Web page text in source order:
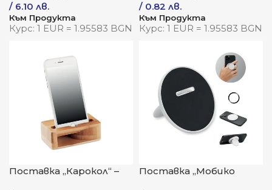
/ 6.10 лв.
Към Продукта
Курс: 1 EUR = 1.95583 BGN
/ 0.82 лв.
Към Продукта
Курс: 1 EUR = 1.95583 BGN
Поставка „Карокол“ –
Поставка „Мобико